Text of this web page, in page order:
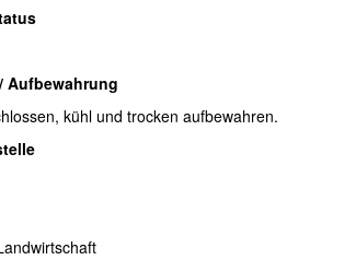
Aufbewahrung
kühl und trocken aufbewahren.